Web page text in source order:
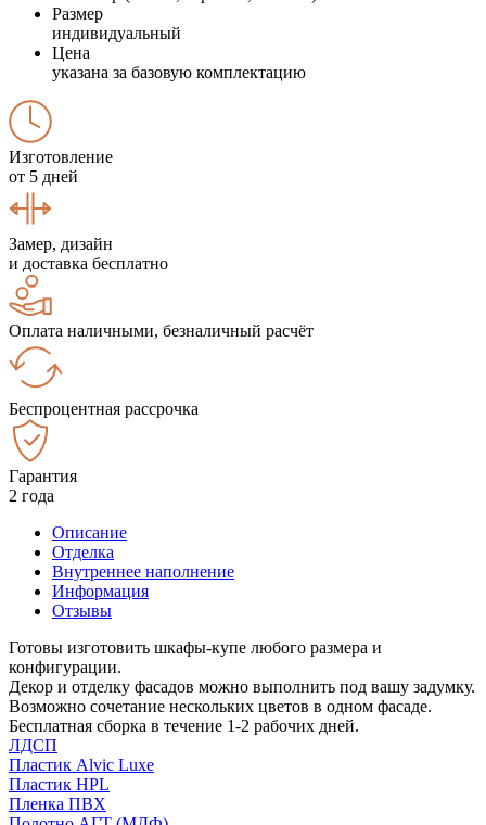
Размер
индивидуальный
Цена
указана за базовую комплектацию
Изготовление
от 5 дней
Замер, дизайн
и доставка бесплатно
Оплата наличными, безналичный расчёт
Беспроцентная рассрочка
Гарантия
2 года
Описание
Отделка
Внутреннее наполнение
Информация
Отзывы
Готовы изготовить шкафы-купе любого размера и
конфигурации.
Декор и отделку фасадов можно выполнить под вашу задумку.
Возможно сочетание нескольких цветов в одном фасаде.
Бесплатная сборка в течение 1-2 рабочих дней.
ЛДСП
Пластик Alvic Luxe
Пластик HPL
Пленка ПВХ